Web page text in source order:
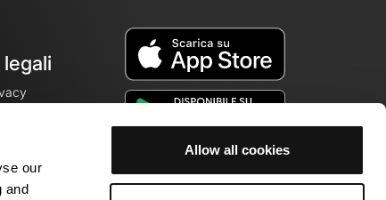
our
and
Allow all cookies